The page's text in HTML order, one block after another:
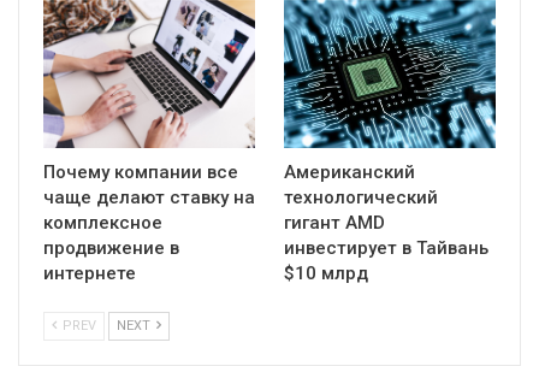
Почему компании все
чаще делают ставку на
комплексное
продвижение в
интернете
Американский
технологический
гигант AMD
инвестирует в Тайвань
$10 млрд
PREV NEXT